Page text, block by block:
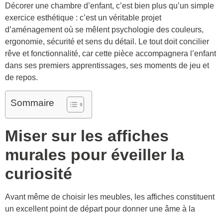
Décorer une chambre d’enfant, c’est bien plus qu’un simple
exercice esthétique : c’est un véritable projet
d’aménagement où se mêlent psychologie des couleurs,
ergonomie, sécurité et sens du détail. Le tout doit concilier
rêve et fonctionnalité, car cette pièce accompagnera l’enfant
dans ses premiers apprentissages, ses moments de jeu et
de repos.
Sommaire
Miser sur les affiches
murales pour éveiller la
curiosité
Avant même de choisir les meubles, les affiches constituent
un excellent point de départ pour donner une âme à la